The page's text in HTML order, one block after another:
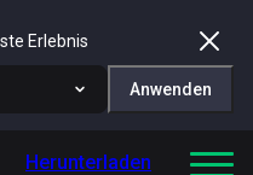
Erlebnis
Anwenden
Herunterladen